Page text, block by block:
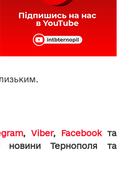
, Viber, Facebookта
новини Тернополя та